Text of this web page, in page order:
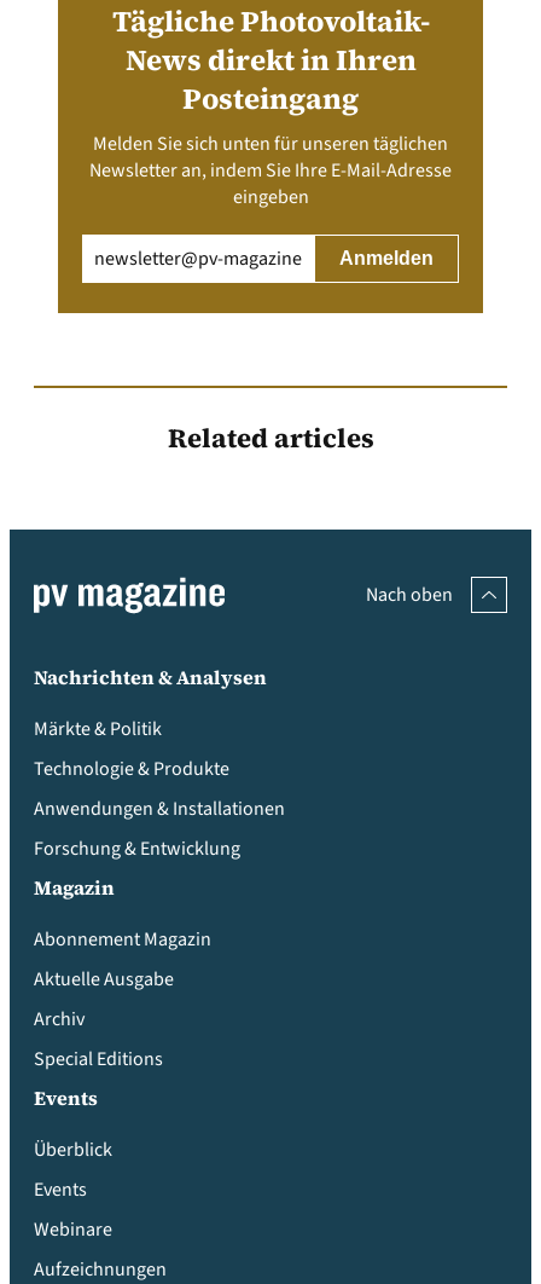
Tägliche Photovoltaik-
News direkt in Ihren
Posteingang
Melden Sie sich unten für unseren täglichen
Newsletter an, indem Sie Ihre E-Mail-Adresse
eingeben
(erforderlich)
Related articles
Nach oben
Nachrichten & Analysen
Märkte & Politik
Technologie & Produkte
Anwendungen & Installationen
Forschung & Entwicklung
Magazin
Abonnement Magazin
Aktuelle Ausgabe
Archiv
Special Editions
Events
Überblick
Events
Webinare
Aufzeichnungen